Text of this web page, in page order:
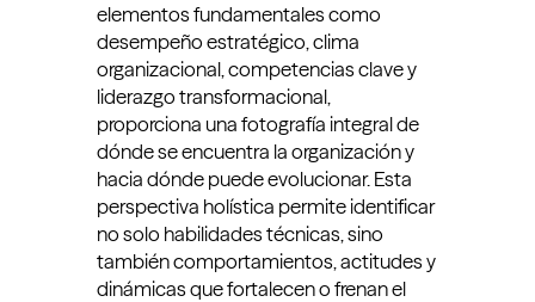
elementos fundamentales como
desempeño estratégico, clima
organizacional, competencias clave y
liderazgo transformacional,
proporciona una fotografía integral de
dónde se encuentra la organización y
hacia dónde puede evolucionar. Esta
perspectiva holística permite identificar
no solo habilidades técnicas, sino
también comportamientos, actitudes y
dinámicas que fortalecen o frenan el